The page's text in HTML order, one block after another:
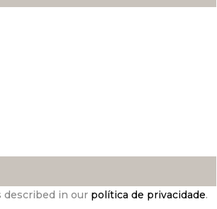
described in our política de privacidade.